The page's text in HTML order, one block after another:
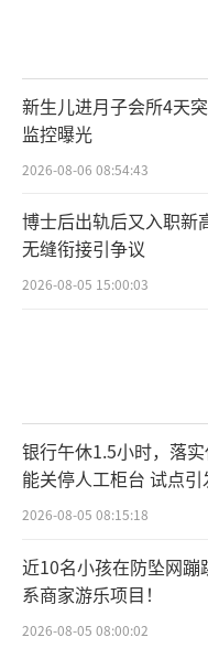
新生儿进月子会所4天突
监控曝光
2026-08-06 08:54:43
博士后出轨后又入职新
无缝衔接引争议
2026-08-05 15:00:03
银行午休1.5小时，落
能关停人工柜台 试点引
2026-08-05 08:15:18
近10名小孩在防坠网蹦
系商家游乐项目！
2026-08-05 08:00:02